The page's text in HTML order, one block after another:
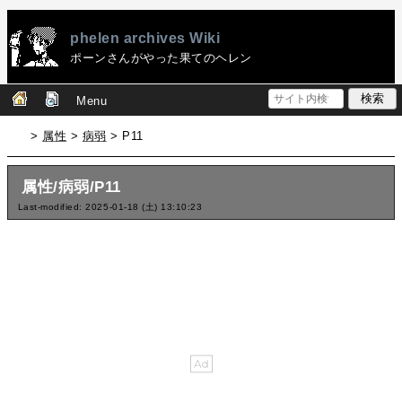
phelen archives Wiki
ポーンさんがやった果てのヘレン
Menu
> 属性 > 病弱 > P11
属性/病弱/P11
Last-modified: 2025-01-18 (土) 13:10:23